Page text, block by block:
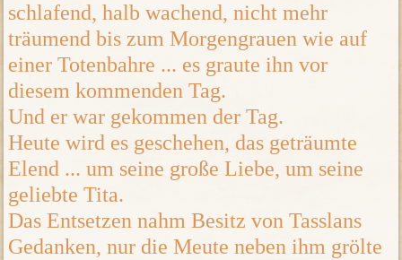
schlafend, halb wachend, nicht mehr
träumend bis zum Morgengrauen wie auf
einer Totenbahre ... es graute ihn vor
diesem kommenden Tag.
Und er war gekommen der Tag.
Heute wird es geschehen, das geträumte
Elend ... um seine große Liebe, um seine
geliebte Tita.
Das Entsetzen nahm Besitz von Tasslans
Gedanken, nur die Meute neben ihm grölte